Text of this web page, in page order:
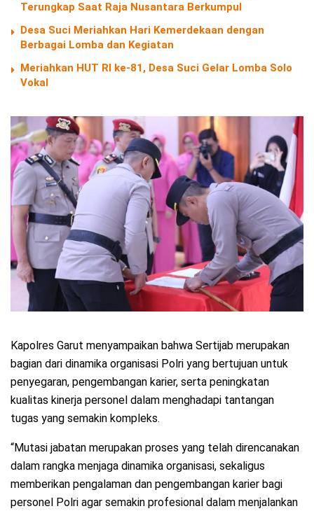
Terungkap Saat Raja Nusantara Berkumpul
Desa Suci Meriahkan Hari Kemerdekaan dengan
Berbagai Lomba dan Kegiatan
Meriahkan HUT RI ke-81, Desa Suci Gelar Lomba Solo
Vokal
Kapolres Garut menyampaikan bahwa Sertijab merupakan
bagian dari dinamika organisasi Polri yang bertujuan untuk
penyegaran, pengembangan karier, serta peningkatan
kualitas kinerja personel dalam menghadapi tantangan
tugas yang semakin kompleks.
“Mutasi jabatan merupakan proses yang telah direncanakan
dalam rangka menjaga dinamika organisasi, sekaligus
memberikan pengalaman dan pengembangan karier bagi
personel Polri agar semakin profesional dalam menjalankan